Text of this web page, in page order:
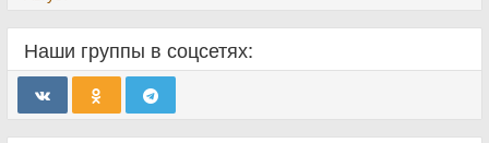
Наши группы в соцсетях: